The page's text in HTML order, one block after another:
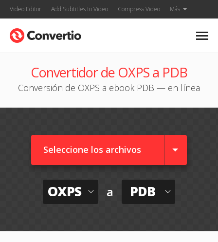
Video Editor Add Subtitles to Video Compress Video Más
Convertidor de OXPS a PDB
Conversión de OXPS a ebook PDB — en línea
Seleccione los archivos
OXPS a PDB